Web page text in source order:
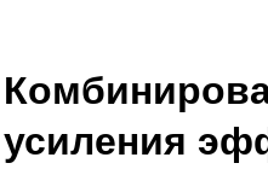
усиления